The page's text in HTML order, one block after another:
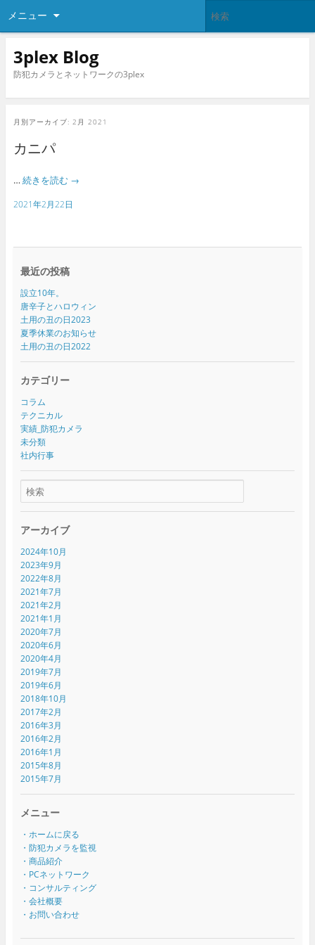
メニュー
3plex Blog
防犯カメラとネットワークの3plex
月別アーカイブ: 2月 2021
カニパ
… 続きを読む →
2021年2月22日
最近の投稿
設立10年。
唐辛子とハロウィン
土用の丑の日2023
夏季休業のお知らせ
土用の丑の日2022
カテゴリー
コラム
テクニカル
実績_防犯カメラ
未分類
社内行事
アーカイブ
2024年10月
2023年9月
2022年8月
2021年7月
2021年2月
2021年1月
2020年7月
2020年6月
2020年4月
2019年7月
2019年6月
2018年10月
2017年2月
2016年3月
2016年2月
2016年1月
2015年8月
2015年7月
メニュー
・ホームに戻る
・防犯カメラを監視
・商品紹介
・PCネットワーク
・コンサルティング
・会社概要
・お問い合わせ